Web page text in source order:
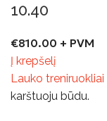
10.40
€810.00 + PVM
Į krepšelį
Lauko treniruokliai
karštuoju būdu.